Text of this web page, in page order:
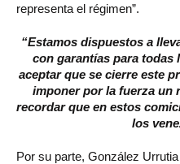
representa el régimen”.
“Estamos dispuestos a
con garantías para todas
aceptar que se cierre este
imponer por la fuerza un
recordar que en estos
los
Por su parte, González